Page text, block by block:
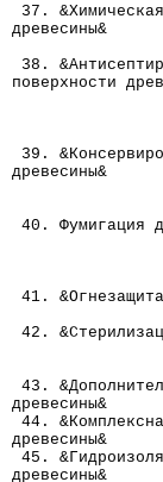
37.
древесины&
38.
поверхности
39.
древесины&
40. Фумигация
41.
42.
43.
древесины&
44.
древесины&
45.
древесины&